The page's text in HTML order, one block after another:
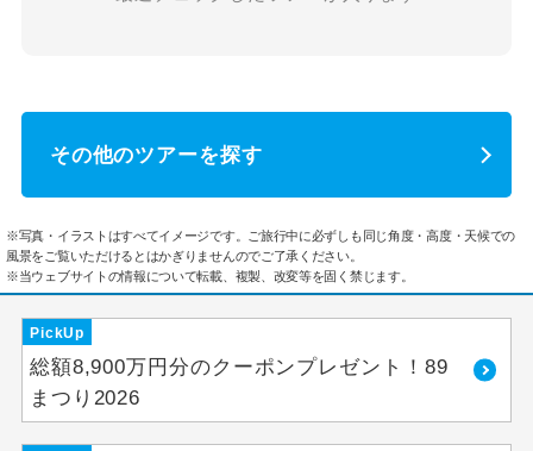
その他のツアーを探す
※写真・イラストはすべてイメージです。ご旅行中に必ずしも同じ角度・高度・天候での
風景をご覧いただけるとはかぎりませんのでご了承ください。
※当ウェブサイトの情報について転載、複製、改変等を固く禁じます。
PickUp
総額8,900万円分のクーポンプレゼント！89
まつり2026